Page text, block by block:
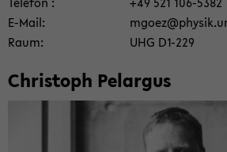
E-​Mail
Raum
UHG D1-​229
Chris­toph Pe­l­ar­gus